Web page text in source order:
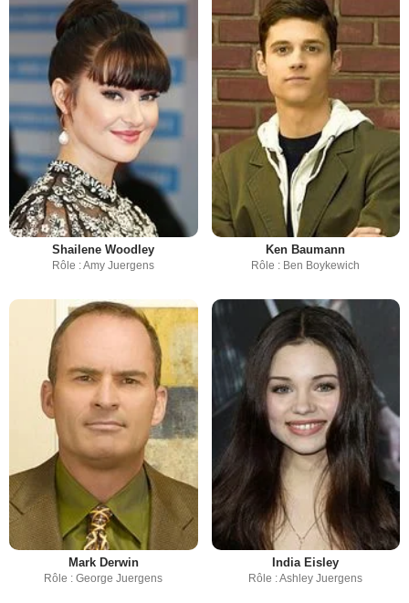
Shailene Woodley
Rôle : Amy Juergens
Ken Baumann
Rôle : Ben Boykewich
Mark Derwin
Rôle : George Juergens
India Eisley
Rôle : Ashley Juergens